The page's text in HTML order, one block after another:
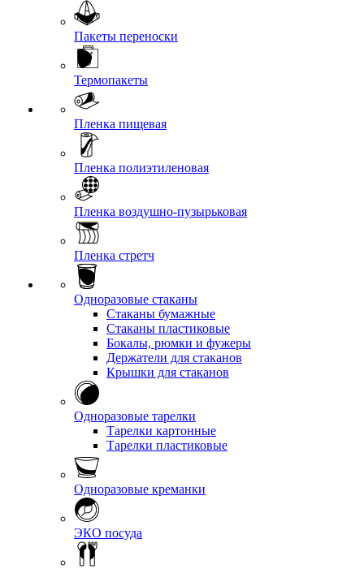
Пакеты переноски
Термопакеты
Пленка пищевая
Пленка полиэтиленовая
Пленка воздушно-пузырьковая
Пленка стретч
Одноразовые стаканы
Стаканы бумажные
Стаканы пластиковые
Бокалы, рюмки и фужеры
Держатели для стаканов
Крышки для стаканов
Одноразовые тарелки
Тарелки картонные
Тарелки пластиковые
Одноразовые креманки
ЭКО посуда